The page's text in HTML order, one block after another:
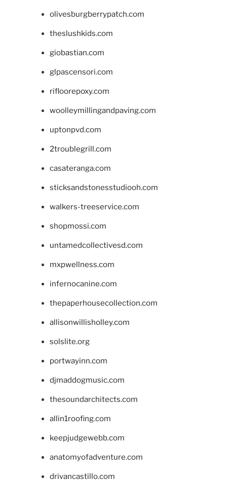
olivesburgberrypatch.com
theslushkids.com
giobastian.com
glpascensori.com
rifloorepoxy.com
woolleymillingandpaving.com
uptonpvd.com
2troublegrill.com
casateranga.com
sticksandstonesstudiooh.com
walkers-treeservice.com
shopmossi.com
untamedcollectivesd.com
mxpwellness.com
infernocanine.com
thepaperhousecollection.com
allisonwillisholley.com
solslite.org
portwayinn.com
djmaddogmusic.com
thesoundarchitects.com
allin1roofing.com
keepjudgewebb.com
anatomyofadventure.com
drivancastillo.com